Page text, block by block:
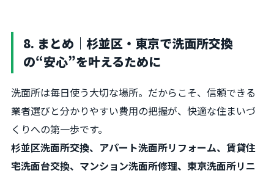
8. まとめ｜杉並区・東京で洗面所交換
の“安心”を叶えるために
洗面所は毎日使う大切な場所。だからこそ、信頼できる
業者選びと分かりやすい費用の把握が、快適な住まいづ
くりへの第一歩です。
杉並区洗面所交換、アパート洗面所リフォーム、賃貸住
宅洗面台交換、マンション洗面所修理、東京洗面所リニ